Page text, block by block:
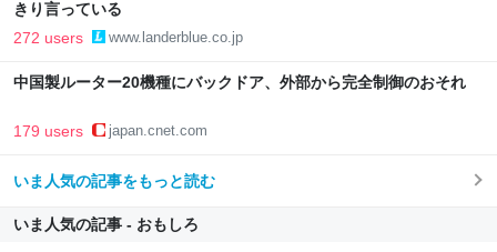
きり言っている
272 users www.landerblue.co.jp
中国製ルーター20機種にバックドア、外部から完全制御のおそれ
179 users japan.cnet.com
いま人気の記事をもっと読む
いま人気の記事 - おもしろ